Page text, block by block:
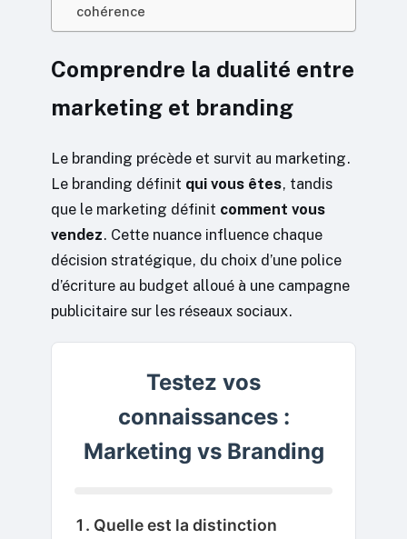
cohérence
Comprendre la dualité entre
marketing et branding
Le branding précède et survit au marketing.
Le branding définit qui vous êtes, tandis
que le marketing définit comment vous
vendez. Cette nuance influence chaque
décision stratégique, du choix d’une police
d’écriture au budget alloué à une campagne
publicitaire sur les réseaux sociaux.
Testez vos
connaissances :
Marketing vs Branding
1. Quelle est la distinction